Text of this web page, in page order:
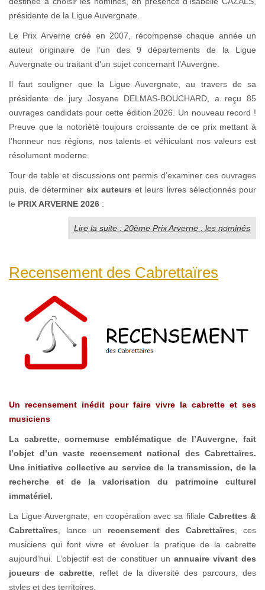
présidente de la Ligue Auvergnate.
Le Prix Arverne créé en 2007, récompense chaque année un
auteur originaire de l’un des 9 départements de la Ligue
Auvergnate ou traitant d’un sujet concernant l’Auvergne.
Il faut souligner que la Ligue Auvergnate, au travers de sa
présidente de jury Josyane DELMAS-BOUCHARD, a reçu 85
ouvrages candidats pour cette édition 2026. Un nouveau record !
Preuve que la notoriété toujours croissante de ce prix mettant à
l’honneur nos régions, nos talents et véhiculant nos valeurs est
résolument moderne.
Tour de table et discussions ont permis d’examiner ces ouvrages
puis, de déterminer six auteurs et leurs livres sélectionnés pour
le PRIX ARVERNE 2026 :
Lire la suite : 20ème Prix Arverne : les nominés
Recensement des Cabrettaïres
Un recensement inédit pour faire vivre la cabrette et ses
musiciens
La cabrette, cornemuse emblématique de l’Auvergne, fait
l’objet d’un vaste recensement national des Cabrettaïres.
Une initiative collective au service de la transmission, de la
recherche et de la valorisation du patrimoine culturel
immatériel.
La Ligue Auvergnate, en coopération avec sa filiale Cabrettes &
Cabrettaïres, lance un recensement des Cabrettaïres, ces
musiciens qui font vivre et évoluer la pratique de la cabrette
aujourd’hui. L’objectif est de constituer un annuaire vivant des
joueurs de cabrette, reflet de la diversité des parcours, des
styles et des territoires.